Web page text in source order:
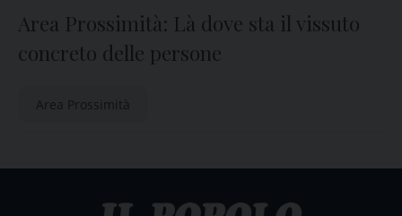
Area Prossimità: Là dove sta il vissuto
concreto delle persone
Area Prossimità